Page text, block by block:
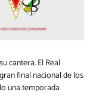
cantera. El Real
final nacional de los
una temporada